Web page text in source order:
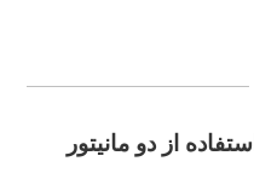
از دو مانیتور